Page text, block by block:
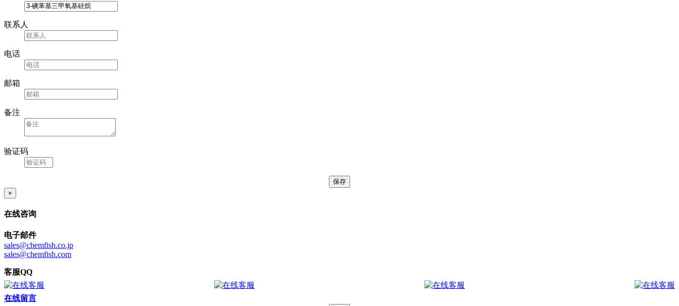
联系人
电话
邮箱
备注
验证码
×
在线咨询
电子邮件
sales@chemfish.co.jp
sales@chemfish.com
客服QQ
在线留言